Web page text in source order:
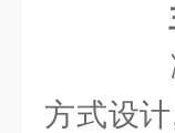
减
方式设